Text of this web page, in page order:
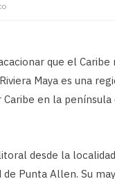
que el
Maya es una
en la
desde la
Punta Allen. Su